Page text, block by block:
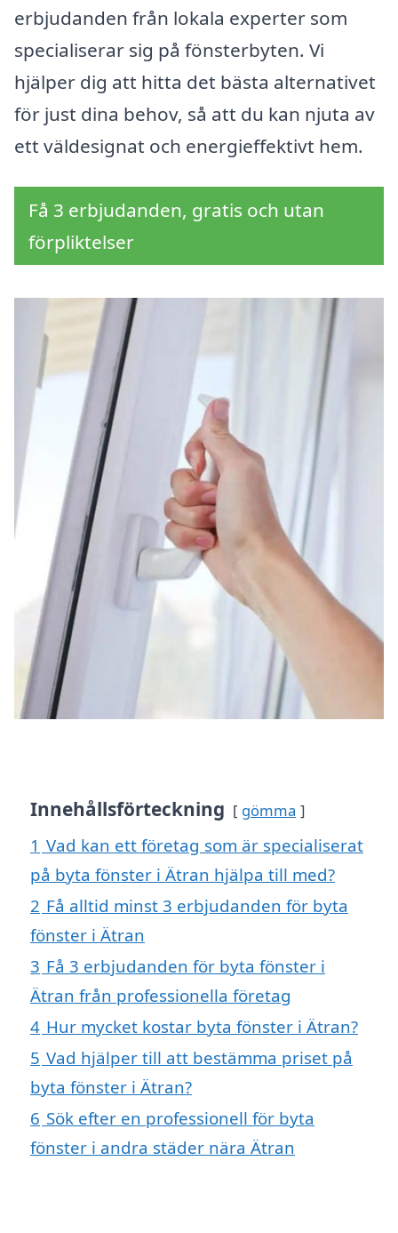
erbjudanden från lokala experter som
specialiserar sig på fönsterbyten. Vi
hjälper dig att hitta det bästa alternativet
för just dina behov, så att du kan njuta av
ett väldesignat och energieffektivt hem.
Få 3 erbjudanden, gratis och utan
förpliktelser
Innehållsförteckning gömma
1 Vad kan ett företag som är specialiserat
på byta fönster i Ätran hjälpa till med?
2 Få alltid minst 3 erbjudanden för byta
fönster i Ätran
3 Få 3 erbjudanden för byta fönster i
Ätran från professionella företag
4 Hur mycket kostar byta fönster i Ätran?
5 Vad hjälper till att bestämma priset på
byta fönster i Ätran?
6 Sök efter en professionell för byta
fönster i andra städer nära Ätran